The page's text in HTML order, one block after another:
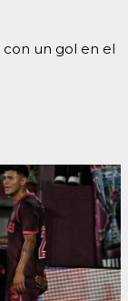
con un gol en el